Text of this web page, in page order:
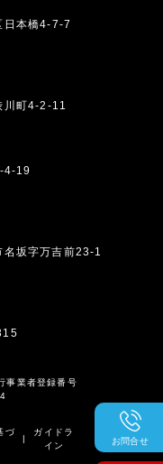
お問合せ
日本橋4-7-7
川町4-2-11
4-19
名坂字万吉前23-1
事業者登録番号
づ
|
ガイドラ
イン